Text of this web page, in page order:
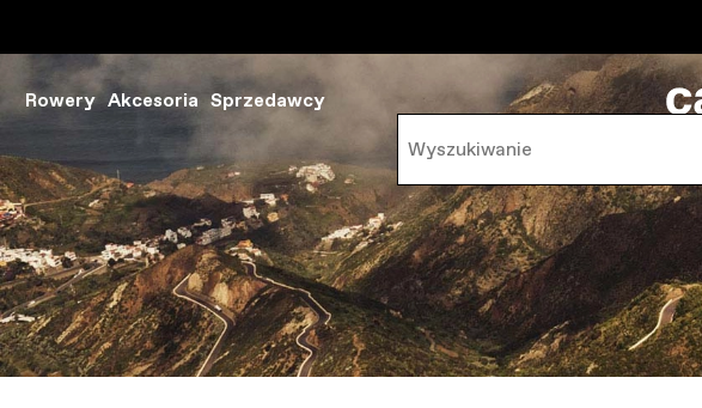
Rowery Akcesoria Sprzedawcy